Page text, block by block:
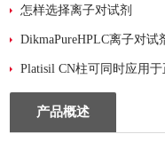
怎样选择离子对试剂
DikmaPureHPLC离子对试
Platisil CN柱可同时应用
产品概述